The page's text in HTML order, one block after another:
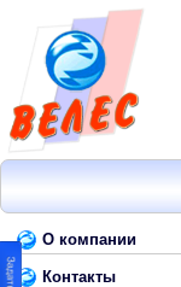
О компании
Контакты